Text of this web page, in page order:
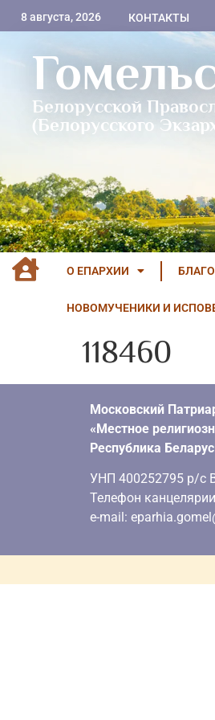
8 августа, 2026 КОНТАКТЫ
Белорусской
(Белорусского
О ЕПАРХИИ
НОВОМУЧЕНИКИ И
118460
Московский
«Местное
Республика
УНП 400252795 р/с
Телефон
e-mail: